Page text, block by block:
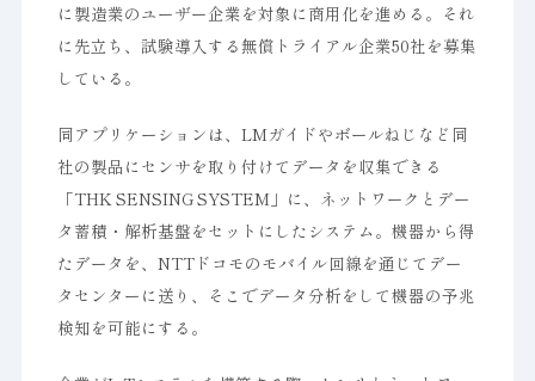
に製造業のユーザー企業を対象に商用化を進める。それ
に先立ち、試験導入する無償トライアル企業50社を募集
している。
同アプリケーションは、LMガイドやボールねじなど同
社の製品にセンサを取り付けてデータを収集できる
「THK SENSING SYSTEM」に、ネットワークとデー
タ蓄積・解析基盤をセットにしたシステム。機器から得
たデータを、NTTドコモのモバイル回線を通じてデー
タセンターに送り、そこでデータ分析をして機器の予兆
検知を可能にする。